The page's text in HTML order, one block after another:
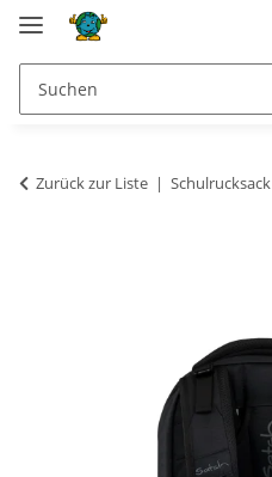
Zurück zur Liste Schulrucksack